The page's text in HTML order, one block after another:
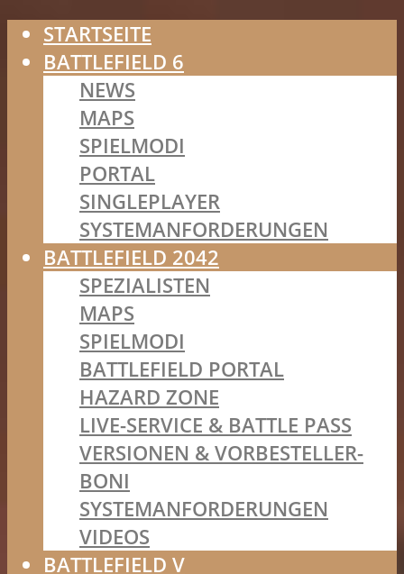
STARTSEITE
BATTLEFIELD 6
NEWS
MAPS
SPIELMODI
PORTAL
SINGLEPLAYER
SYSTEMANFORDERUNGEN
BATTLEFIELD 2042
SPEZIALISTEN
MAPS
SPIELMODI
BATTLEFIELD PORTAL
HAZARD ZONE
LIVE-SERVICE & BATTLE PASS
VERSIONEN & VORBESTELLER-
BONI
SYSTEMANFORDERUNGEN
VIDEOS
BATTLEFIELD V